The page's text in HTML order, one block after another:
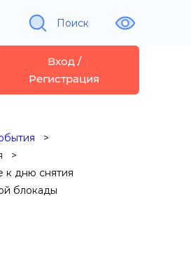
Поиск
Вход /
Регистрация
к дню снятия
блокады